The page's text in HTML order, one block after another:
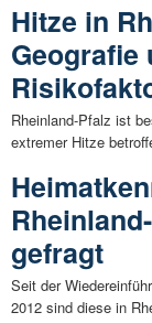
Hitze in
Geografie
Rheinland-Pfalz ist
extremer Hitze
gefragt
Seit der
2012 sind diese in